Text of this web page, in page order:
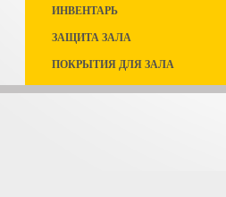
ИНВЕНТАРЬ
ЗАЩИТА ЗАЛА
ПОКРЫТИЯ ДЛЯ ЗАЛА